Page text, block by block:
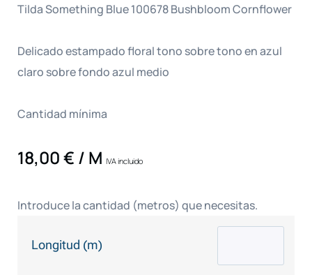
Tilda Something Blue 100678 Bushbloom Cornflower
Delicado estampado floral tono sobre tono en azul
claro sobre fondo azul medio
Cantidad mínima
18,00€ / M IVA incluido
Introduce la cantidad (metros) que necesitas.
Longitud (m)